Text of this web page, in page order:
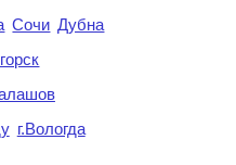
Сочи Дубна
г.Вологда